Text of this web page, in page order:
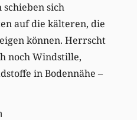
sich
auf die kälteren, die
können. Herrscht
noch Windstille,
in Bodennähe –